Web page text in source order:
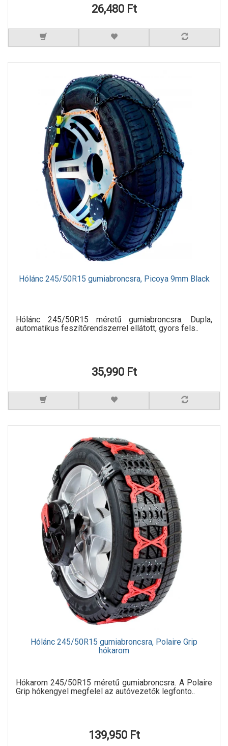
26,480 Ft
Hólánc 245/50R15 gumiabroncsra, Picoya 9mm Black
Hólánc 245/50R15 méretű gumiabroncsra. Dupla,
automatikus feszítőrendszerrel ellátott, gyors fels..
35,990 Ft
Hólánc 245/50R15 gumiabroncsra, Polaire Grip
hókarom
Hókarom 245/50R15 méretű gumiabroncsra. A Polaire
Grip hókengyel megfelel az autóvezetők legfonto..
139,950 Ft